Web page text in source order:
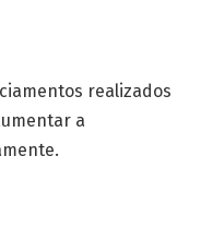
realizados
a